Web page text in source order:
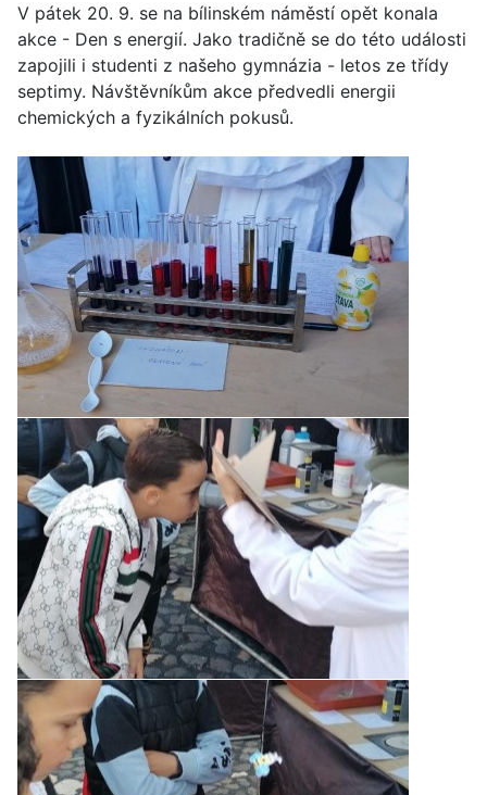
V pátek 20. 9. se na bílinském náměstí opět konala
akce - Den s energií. Jako tradičně se do této události
zapojili i studenti z našeho gymnázia - letos ze třídy
septimy. Návštěvníkům akce předvedli energii
chemických a fyzikálních pokusů.